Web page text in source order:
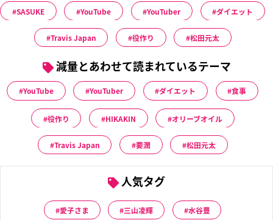
SASUKE YouTube YouTuber ダイエット
Travis Japan 役作り 松田元太
減量とあわせて読まれているテーマ
YouTube YouTuber ダイエット 食事
役作り HIKAKIN オリーブオイル
Travis Japan 要潤 松田元太
人気タグ
愛子さま 三山凌輝 水谷豊